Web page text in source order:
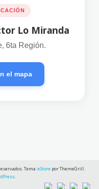
Lo Miranda
6ta Región.
el mapa
Tema:eStore por ThemeGrill.
.